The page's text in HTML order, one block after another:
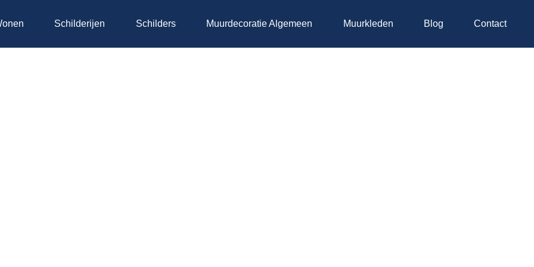
Schilderijen Schilders Muurdecoratie Algemeen Muurkleden Blog Contact